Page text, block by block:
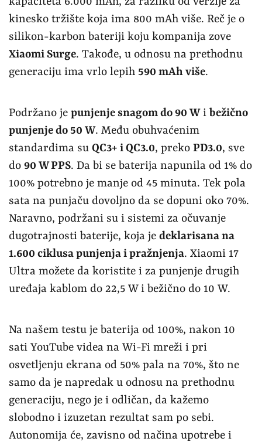
kinesko tržište koja ima 800 mAh više. Reč je o
silikon-karbon bateriji koju kompanija zove
Xiaomi Surge. Takođe, u odnosu na prethodnu
generaciju ima vrlo lepih 590 mAh više.
Podržano je punjenje snagom do 90 Wibežično
punjenje do 50 W. Među obuhvaćenim
standardima su QC3+ i QC3.0, preko PD3.0, sve
do 90 W PPS. Da bi se baterija napunila od 1% do
100% potrebno je manje od 45 minuta. Tek pola
sata na punjaču dovoljno da se dopuni oko 70%.
Naravno, podržani su i sistemi za očuvanje
dugotrajnosti baterije, koja je deklarisana na
1.600 ciklusa punjenja i pražnjenja. Xiaomi 17
Ultra možete da koristite i za punjenje drugih
uređaja kablom do 22,5 W i bežično do 10 W.
Na našem testu je baterija od 100%, nakon 10
sati YouTube videa na Wi-Fi mreži i pri
osvetljenju ekrana od 50% pala na 70%, što ne
samo da je napredak u odnosu na prethodnu
generaciju, nego je i odličan, da kažemo
slobodno i izuzetan rezultat sam po sebi.
Autonomija će, zavisno od načina upotrebe i